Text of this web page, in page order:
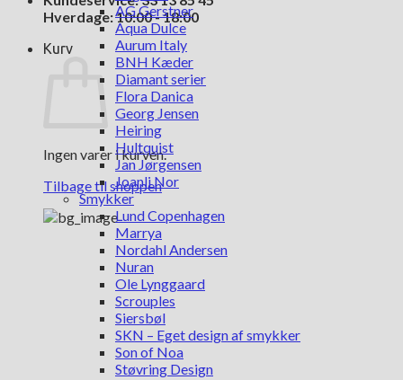
Hverdage: 10:00 - 18:00
Kurv
Ingen varer i kurven.
Tilbage til shoppen
AG Gerstner
Aqua Dulce
Aurum Italy
BNH Kæder
Diamant serier
Flora Danica
Georg Jensen
Heiring
Hultquist
Jan Jørgensen
Joanli Nor
Smykker
Lund Copenhagen
Marrya
Nordahl Andersen
Nuran
Ole Lynggaard
Scrouples
Siersbøl
SKN – Eget design af smykker
Son of Noa
Støvring Design